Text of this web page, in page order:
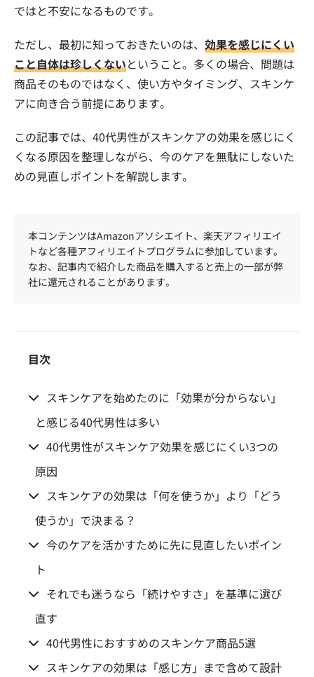
ではと不安になるものです。
ただし、最初に知っておきたいのは、 効果を感じにくい
こと自体は珍しくないということ。多くの場合、問題は
商品そのものではなく、使い方やタイミング、スキンケ
アに向き合う前提にあります。
この記事では、40代男性がスキンケアの効果を感じにく
くなる原因を整理しながら、今のケアを無駄にしないた
めの見直しポイントを解説します。
本コンテンツはAmazonアソシエイト、楽天アフィリエイ
トなど各種アフィリエイトプログラムに参加しています。
なお、記事内で紹介した商品を購入すると売上の一部が弊
社に還元されることがあります。
目次
スキンケアを始めたのに「効果が分からない」
と感じる40代男性は多い
40代男性がスキンケア効果を感じにくい3つの
原因
スキンケアの効果は「何を使うか」より「どう
使うか」で決まる？
今のケアを活かすために先に見直したいポイン
ト
それでも迷うなら「続けやすさ」を基準に選び
直す
40代男性におすすめのスキンケア商品5選
スキンケアの効果は「感じ方」まで含めて設計